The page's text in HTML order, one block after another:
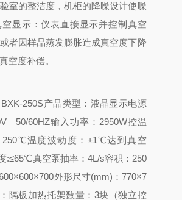
室的整洁度，机柜的降噪设计使噪
显示：仪表直接显示并控制真空
者因样品蒸发膨胀造成真空度下降
空度补偿。
250S产品类型：液晶显示电源
50/60HZ输入功率：2950W控温
250℃温度波动度：±1℃达到真空
:≤65℃真空泵抽率：4L/s容积：250
外形尺寸(mm)：770×7
隔板加热托架数量：3块（独立控